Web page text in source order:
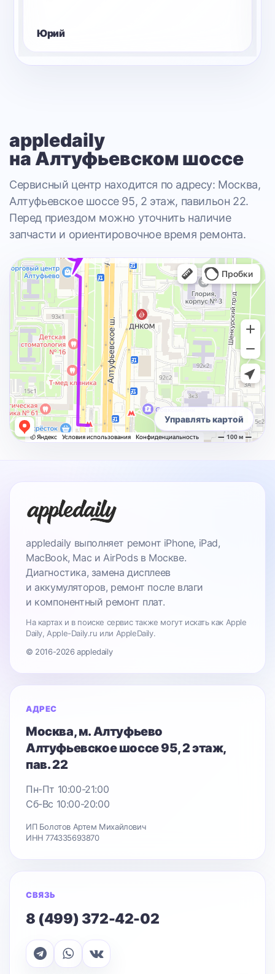
Юрий
appledaily
на Алтуфьевском шоссе
Сервисный центр находится по адресу: Москва,
Алтуфьевское шоссе 95, 2 этаж, павильон 22.
Перед приездом можно уточнить наличие
запчасти и ориентировочное время ремонта.
Управлять картой
appledaily выполняет ремонт iPhone, iPad,
MacBook, Mac и AirPods в Москве.
Диагностика, замена дисплеев
и аккумуляторов, ремонт после влаги
и компонентный ремонт плат.
На картах и в поиске сервис также могут искать как Apple
Daily, Apple-Daily.ru или AppleDaily.
© 2016-2026 appledaily
АДРЕС
Москва, м. Алтуфьево
Алтуфьевское шоссе 95, 2 этаж,
пав. 22
Пн-Пт 10:00-21:00
Сб-Вс 10:00-20:00
ИП Болотов Артем Михайлович
ИНН 774335693870
СВЯЗЬ
8 (499) 372-42-02